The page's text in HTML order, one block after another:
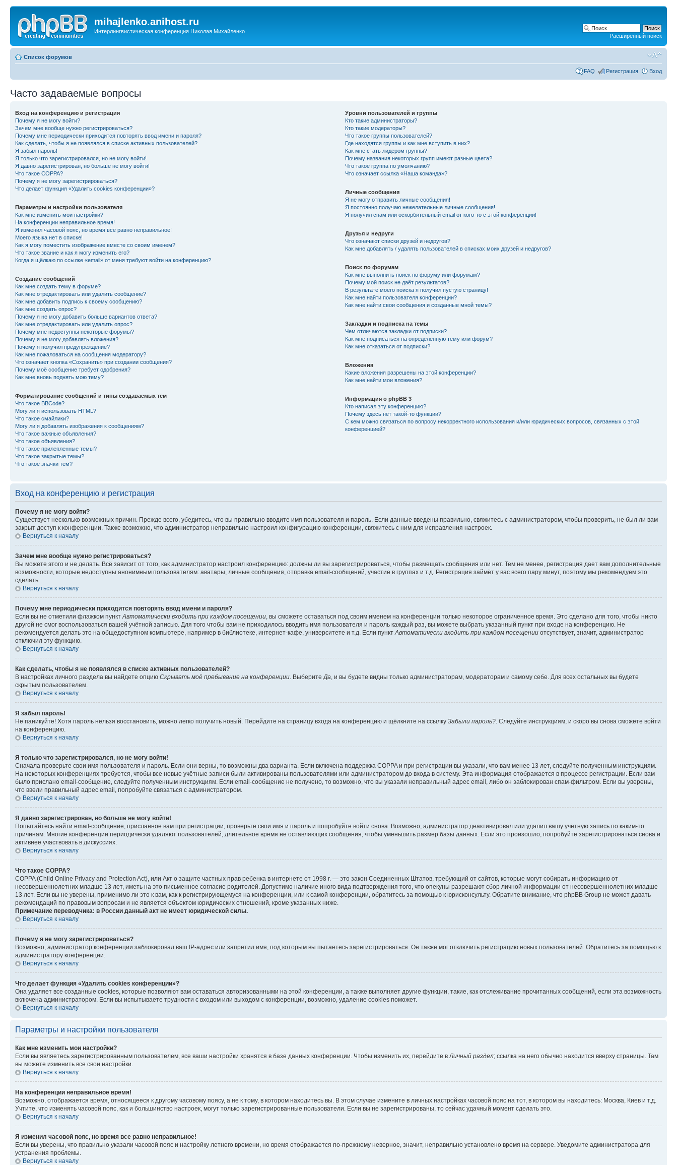
mihajlenko.anihost.ru
Интерлингвистическая конференция Николая Михайленко
Расширенный поиск
Список форумов
FAQ Регистрация Вход
Часто задаваемые вопросы
Вход на конференцию и регистрация
Почему я не могу войти?
Зачем мне вообще нужно регистрироваться?
Почему мне периодически приходится повторять ввод имени и пароля?
Как сделать, чтобы я не появлялся в списке активных пользователей?
Я забыл пароль!
Я только что зарегистрировался, но не могу войти!
Я давно зарегистрирован, но больше не могу войти!
Что такое COPPA?
Почему я не могу зарегистрироваться?
Что делает функция «Удалить cookies конференции»?
Параметры и настройки пользователя
Как мне изменить мои настройки?
На конференции неправильное время!
Я изменил часовой пояс, но время все равно неправильное!
Моего языка нет в списке!
Как я могу поместить изображение вместе со своим именем?
Что такое звание и как я могу изменить его?
Когда я щёлкаю по ссылке «email» от меня требуют войти на конференцию?
Создание сообщений
Как мне создать тему в форуме?
Как мне отредактировать или удалить сообщение?
Как мне добавить подпись к своему сообщению?
Как мне создать опрос?
Почему я не могу добавить больше вариантов ответа?
Как мне отредактировать или удалить опрос?
Почему мне недоступны некоторые форумы?
Почему я не могу добавлять вложения?
Почему я получил предупреждение?
Как мне пожаловаться на сообщения модератору?
Что означает кнопка «Сохранить» при создании сообщения?
Почему моё сообщение требует одобрения?
Как мне вновь поднять мою тему?
Форматирование сообщений и типы создаваемых тем
Что такое BBCode?
Могу ли я использовать HTML?
Что такое смайлики?
Могу ли я добавлять изображения к сообщениям?
Что такое важные объявления?
Что такое объявления?
Что такое прилепленные темы?
Что такое закрытые темы?
Что такое значки тем?
Уровни пользователей и группы
Кто такие администраторы?
Кто такие модераторы?
Что такое группы пользователей?
Где находятся группы и как мне вступить в них?
Как мне стать лидером группы?
Почему названия некоторых групп имеют разные цвета?
Что такое группа по умолчанию?
Что означает ссылка «Наша команда»?
Личные сообщения
Я не могу отправить личные сообщения!
Я постоянно получаю нежелательные личные сообщения!
Я получил спам или оскорбительный email от кого-то с этой конференции!
Друзья и недруги
Что означают списки друзей и недругов?
Как мне добавлять / удалять пользователей в списках моих друзей и недругов?
Поиск по форумам
Как мне выполнить поиск по форуму или форумам?
Почему мой поиск не даёт результатов?
В результате моего поиска я получил пустую страницу!
Как мне найти пользователя конференции?
Как мне найти свои сообщения и созданные мной темы?
Закладки и подписка на темы
Чем отличаются закладки от подписки?
Как мне подписаться на определённую тему или форум?
Как мне отказаться от подписки?
Вложения
Какие вложения разрешены на этой конференции?
Как мне найти мои вложения?
Информация о phpBB 3
Кто написал эту конференцию?
Почему здесь нет такой-то функции?
С кем можно связаться по вопросу некорректного использования и/или юридических вопросов, связанных с этой
конференцией?
Вход на конференцию и регистрация
Почему я не могу войти?
Существует несколько возможных причин. Прежде всего, убедитесь, что вы правильно вводите имя пользователя и пароль. Если данные введены правильно, свяжитесь с администратором, чтобы проверить, не был ли вам
закрыт доступ к конференции. Также возможно, что администратор неправильно настроил конфигурацию конференции, свяжитесь с ним для исправления настроек.
Вернуться к началу
Зачем мне вообще нужно регистрироваться?
Вы можете этого и не делать. Всё зависит от того, как администратор настроил конференцию: должны ли вы зарегистрироваться, чтобы размещать сообщения или нет. Тем не менее, регистрация дает вам дополнительные
возможности, которые недоступны анонимным пользователям: аватары, личные сообщения, отправка email-сообщений, участие в группах и т.д. Регистрация займёт у вас всего пару минут, поэтому мы рекомендуем это
сделать.
Вернуться к началу
Почему мне периодически приходится повторять ввод имени и пароля?
Если вы не отметили флажком пункт Автоматически входить при каждом посещении , вы сможете оставаться под своим именем на конференции только некоторое ограниченное время. Это сделано для того, чтобы никто
другой не смог воспользоваться вашей учётной записью. Для того чтобы вам не приходилось вводить имя пользователя и пароль каждый раз, вы можете выбрать указанный пункт при входе на конференцию. Не
рекомендуется делать это на общедоступном компьютере, например в библиотеке, интернет-кафе, университете и т.д. Если пункт Автоматически входить при каждом посещении отсутствует, значит, администратор
отключил эту функцию.
Вернуться к началу
Как сделать, чтобы я не появлялся в списке активных пользователей?
В настройках личного раздела вы найдете опцию Скрывать моё пребывание на конференции . Выберите Да , и вы будете видны только администраторам, модераторам и самому себе. Для всех остальных вы будете
скрытым пользователем.
Вернуться к началу
Я забыл пароль!
Не паникуйте! Хотя пароль нельзя восстановить, можно легко получить новый. Перейдите на страницу входа на конференцию и щёлкните на ссылку Забыли пароль? . Следуйте инструкциям, и скоро вы снова сможете войти
на конференцию.
Вернуться к началу
Я только что зарегистрировался, но не могу войти!
Сначала проверьте свои имя пользователя и пароль. Если они верны, то возможны два варианта. Если включена поддержка COPPA и при регистрации вы указали, что вам менее 13 лет, следуйте полученным инструкциям.
На некоторых конференциях требуется, чтобы все новые учётные записи были активированы пользователями или администратором до входа в систему. Эта информация отображается в процессе регистрации. Если вам
было прислано email-сообщение, следуйте полученным инструкциям. Если email-сообщение не получено, то возможно, что вы указали неправильный адрес email, либо он заблокирован спам-фильтром. Если вы уверены,
что ввели правильный адрес email, попробуйте связаться с администратором.
Вернуться к началу
Я давно зарегистрирован, но больше не могу войти!
Попытайтесь найти email-сообщение, присланное вам при регистрации, проверьте свои имя и пароль и попробуйте войти снова. Возможно, администратор деактивировал или удалил вашу учётную запись по каким-то
причинам. Многие конференции периодически удаляют пользователей, длительное время не оставляющих сообщения, чтобы уменьшить размер базы данных. Если это произошло, попробуйте зарегистрироваться снова и
активнее участвовать в дискуссиях.
Вернуться к началу
Что такое COPPA?
COPPA (Child Online Privacy and Protection Act), или Акт о защите частных прав ребенка в интернете от 1998 г. — это закон Соединенных Штатов, требующий от сайтов, которые могут собирать информацию от
несовершеннолетних младше 13 лет, иметь на это письменное согласие родителей. Допустимо наличие иного вида подтверждения того, что опекуны разрешают сбор личной информации от несовершеннолетних младше
13 лет. Если вы не уверены, применимо ли это к вам, как к регистрирующемуся на конференции, или к самой конференции, обратитесь за помощью к юрисконсульту. Обратите внимание, что phpBB Group не может давать
рекомендаций по правовым вопросам и не является объектом юридических отношений, кроме указанных ниже.
Примечание переводчика: в России данный акт не имеет юридической силы.
Вернуться к началу
Почему я не могу зарегистрироваться?
Возможно, администратор конференции заблокировал ваш IP-адрес или запретил имя, под которым вы пытаетесь зарегистрироваться. Он также мог отключить регистрацию новых пользователей. Обратитесь за помощью к
администратору конференции.
Вернуться к началу
Что делает функция «Удалить cookies конференции»?
Она удаляет все созданные cookies, которые позволяют вам оставаться авторизованными на этой конференции, а также выполняет другие функции, такие, как отслеживание прочитанных сообщений, если эта возможность
включена администратором. Если вы испытываете трудности с входом или выходом с конференции, возможно, удаление cookies поможет.
Вернуться к началу
Параметры и настройки пользователя
Как мне изменить мои настройки?
Если вы являетесь зарегистрированным пользователем, все ваши настройки хранятся в базе данных конференции. Чтобы изменить их, перейдите в Личный раздел; ссылка на него обычно находится вверху страницы. Там
вы можете изменить все свои настройки.
Вернуться к началу
На конференции неправильное время!
Возможно, отображается время, относящееся к другому часовому поясу, а не к тому, в котором находитесь вы. В этом случае измените в личных настройках часовой пояс на тот, в котором вы находитесь: Москва, Киев и т.д.
Учтите, что изменять часовой пояс, как и большинство настроек, могут только зарегистрированные пользователи. Если вы не зарегистрированы, то сейчас удачный момент сделать это.
Вернуться к началу
Я изменил часовой пояс, но время все равно неправильное!
Если вы уверены, что правильно указали часовой пояс и настройку летнего времени, но время отображается по-прежнему неверное, значит, неправильно установлено время на сервере. Уведомите администратора для
устранения проблемы.
Вернуться к началу